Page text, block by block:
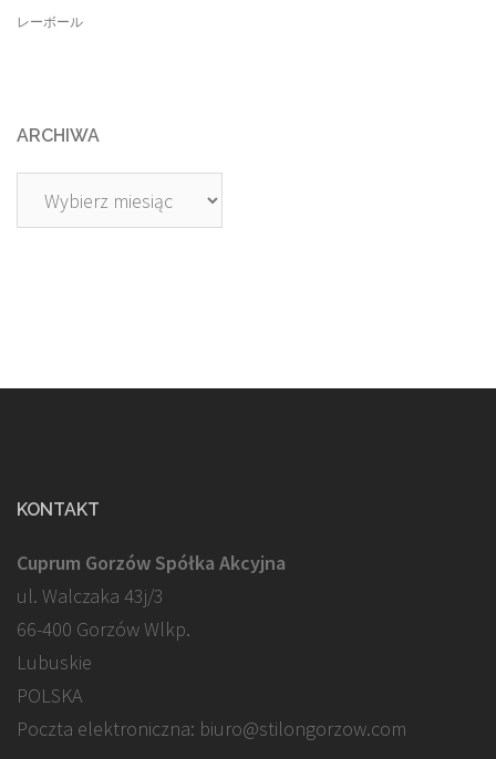
レーボール
ARCHIWA
Archiwa
KONTAKT
Cuprum Gorzów Spółka Akcyjna
ul. Walczaka 43j/3
66-400 Gorzów Wlkp.
Lubuskie
POLSKA
Poczta elektroniczna: biuro@stilongorzow.com